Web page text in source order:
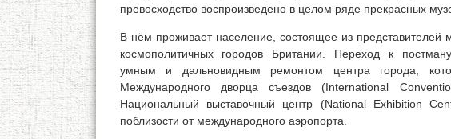
превосходство воспроизведено в целом ряде прекрасных
В нём проживает население, состоящее из представителей
космополитичных городов Британии. Переход к
умным и дальновидным ремонтом центра города,
Международного дворца съездов (International
Национальный выставочный центр (National Exhibition
поблизости от международного аэропорта.